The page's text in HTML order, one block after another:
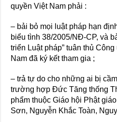
quyền Việt Nam phải :
– bải bỏ mọi luật pháp hạn
biểu tình 38/2005/NÐ-CP, và
triển Luật pháp” tuân thủ
Nam đã ký kết tham gia ;
– trả tự do cho những ai bị
trường hợp Ðức Tăng thống
phẩm thuộc Giáo hội Phật
Sơn, Nguyễn Khắc Toàn,